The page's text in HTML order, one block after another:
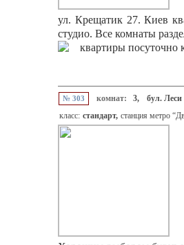
ул. Крещатик 27. Киев
студио. Все комнаты
№ 303 комнат: 3,
бул.
класс: стандарт, станция метро